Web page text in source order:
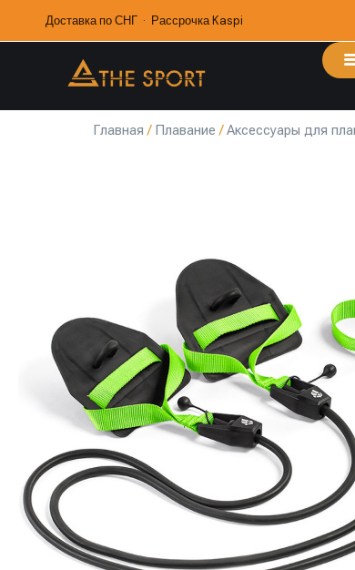
Доставка по СНГ · Рассрочка Kaspi
Главная / Плавание /Аксессуары для